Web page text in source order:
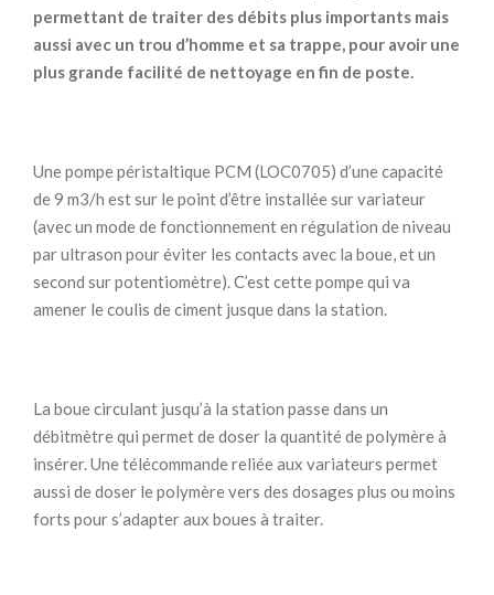
permettant de traiter des débits plus importants mais
aussi avec un trou d’homme et sa trappe, pour avoir une
plus grande facilité de nettoyage en fin de poste.
Une pompe péristaltique PCM (LOC0705) d’une capacité
de 9 m3/h est sur le point d’être installée sur variateur
(avec un mode de fonctionnement en régulation de niveau
par ultrason pour éviter les contacts avec la boue, et un
second sur potentiomètre). C’est cette pompe qui va
amener le coulis de ciment jusque dans la station.
La boue circulant jusqu’à la station passe dans un
débitmètre qui permet de doser la quantité de polymère à
insérer. Une télécommande reliée aux variateurs permet
aussi de doser le polymère vers des dosages plus ou moins
forts pour s’adapter aux boues à traiter.